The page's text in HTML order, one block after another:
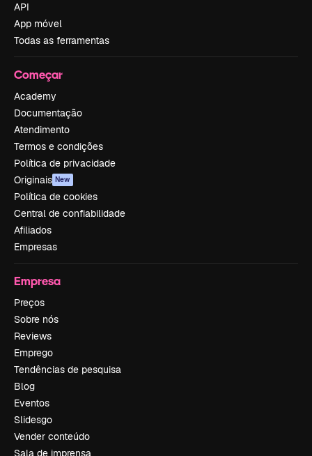
API
App móvel
Todas as ferramentas
Começar
Academy
Documentação
Atendimento
Termos e condições
Política de privacidade
Originais New
Política de cookies
Central de confiabilidade
Afiliados
Empresas
Empresa
Preços
Sobre nós
Reviews
Emprego
Tendências de pesquisa
Blog
Eventos
Slidesgo
Vender conteúdo
Sala de imprensa